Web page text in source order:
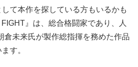
して本作を探している方もいるかも
』は、総合格闘家であり、人
倉未来氏が製作総指揮を務めた作品
す。